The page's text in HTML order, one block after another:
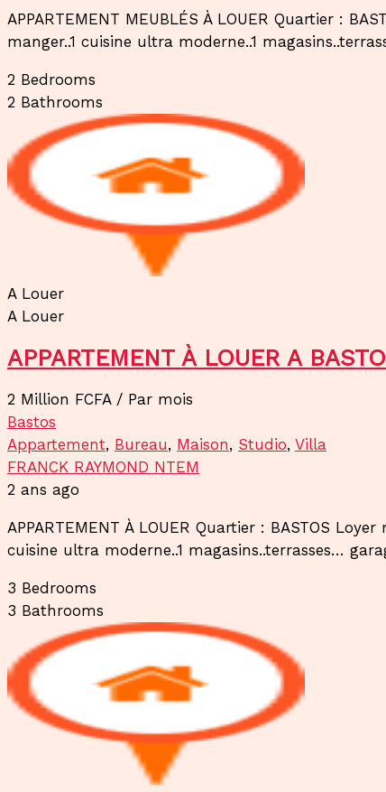
APPARTEMENT MEUBLÉS À LOUER Quartier :
manger..1 cuisine ultra moderne..1
2 Bedrooms
2 Bathrooms
A Louer
A Louer
APPARTEMENT À LOUER A
2 Million FCFA / Par mois
Bastos
Appartement, Bureau, Maison, Studio, Villa
FRANCK RAYMOND NTEM
2 ans ago
APPARTEMENT À LOUER Quartier : BASTOS
cuisine ultra moderne..1 magasins..terrasses…
3 Bedrooms
3 Bathrooms